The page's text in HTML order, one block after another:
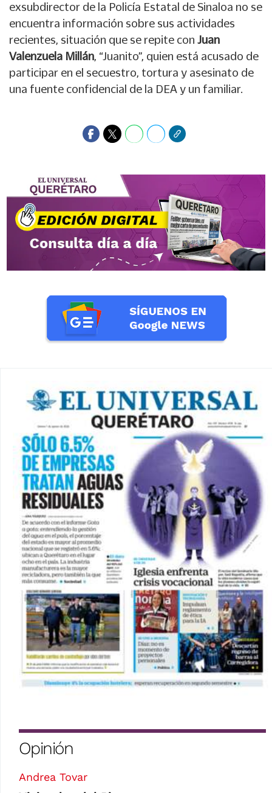
exsubdirector de la Policía Estatal de Sinaloa no se
encuentra información sobre sus actividades
recientes, situación que se repite con Juan
Valenzuela Millán, “Juanito”, quien está acusado de
participar en el secuestro, tortura y asesinato de
una fuente confidencial de la DEA y un familiar.
Opinión
Andrea Tovar